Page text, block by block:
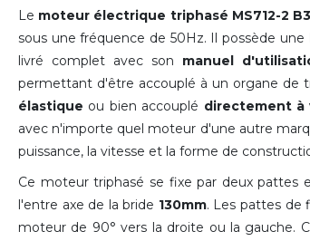
Le moteur électrique triphasé MS712-2
sous une fréquence de 50Hz. Il possède une
livré complet avec son manuel
permettant d'être accouplé à un organe de
élastique ou bien accouplé directement à
avec n'importe quel moteur d'une autre
puissance, la vitesse et la forme de
Ce moteur triphasé se fixe par deux pattes
l'entre axe de la bride 130mm. Les pattes de
moteur de 90°vers la droite ou la gauche.